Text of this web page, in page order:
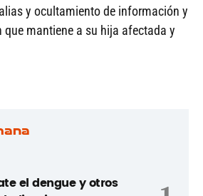
y ocultamiento de información y
mantiene a su hija afectada y
el dengue y otros